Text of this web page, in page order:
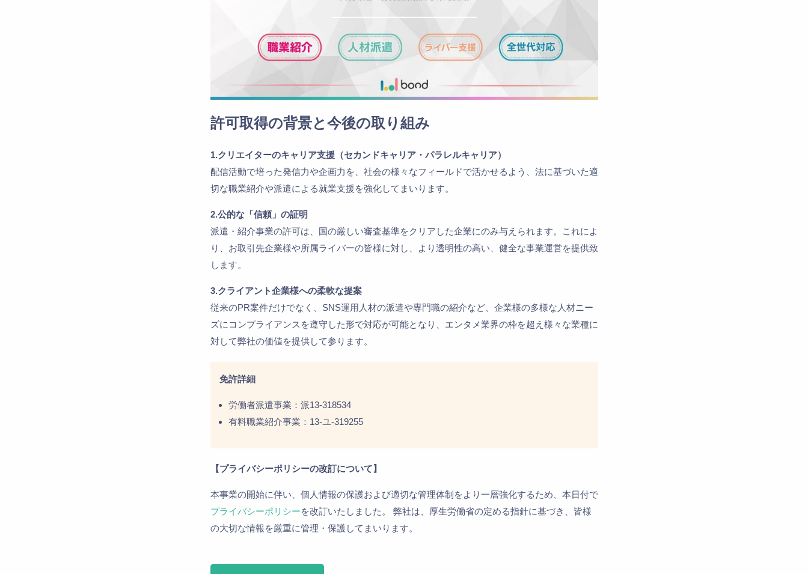
許可取得の背景と今後の取り組み
1.クリエイターのキャリア支援（セカンドキャリア・パラレルキャリア）
配信活動で培った発信力や企画力を、社会の様々なフィールドで活かせるよう、法に基づいた適
切な職業紹介や派遣による就業支援を強化してまいります。
2.公的な「信頼」の証明
派遣・紹介事業の許可は、国の厳しい審査基準をクリアした企業にのみ与えられます。これによ
り、お取引先企業様や所属ライバーの皆様に対し、より透明性の高い、健全な事業運営を提供致
します。
3.クライアント企業様への柔軟な提案
従来のPR案件だけでなく、SNS運用人材の派遣や専門職の紹介など、企業様の多様な人材ニー
ズにコンプライアンスを遵守した形で対応が可能となり、エンタメ業界の枠を超え様々な業種に
対して弊社の価値を提供して参ります。
免許詳細
労働者派遣事業：派13-318534
有料職業紹介事業：13-ユ-319255
【プライバシーポリシーの改訂について】
本事業の開始に伴い、個人情報の保護および適切な管理体制をより一層強化するため、本日付で
プライバシーポリシーを改訂いたしました。 弊社は、厚生労働省の定める指針に基づき、皆様
の大切な情報を厳重に管理・保護してまいります。